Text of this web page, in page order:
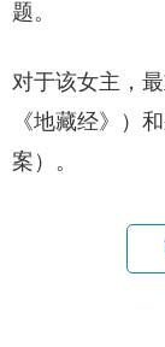
题。
对于该女主，
《地藏经》）
案）。